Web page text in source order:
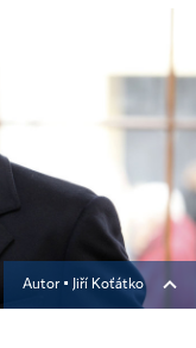
Autor ▪ Jiří Koťátko